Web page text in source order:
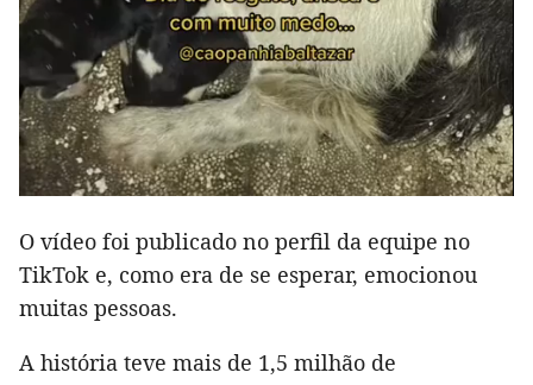
O vídeo foi publicado no perfil da equipe no
TikTok e, como era de se esperar, emocionou
muitas pessoas.
A história teve mais de 1,5 milhão de